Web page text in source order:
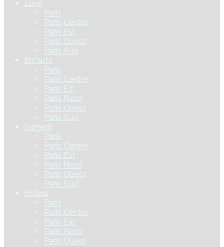
Luxe
Paris
Paris Centre
Paris Est
Paris Ouest
Paris Sud
Enfants
Paris
Paris Centre
Paris Est
Paris Nord
Paris Ouest
Paris Sud
Samedi
Paris
Paris Centre
Paris Est
Paris Nord
Paris Ouest
Paris Sud
Hôtels
Paris
Paris Centre
Paris Est
Paris Nord
Paris Ouest